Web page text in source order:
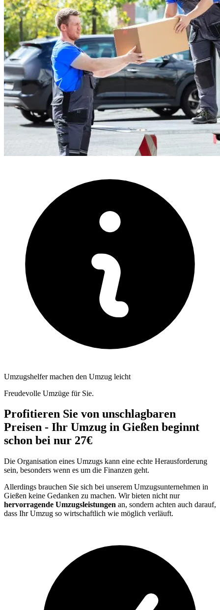
Umzugshelfer machen den Umzug leicht
Freudevolle Umzüge für Sie.
Profitieren Sie von unschlagbaren
Preisen - Ihr Umzug in Gießen beginnt
schon bei nur 27€
Die Organisation eines Umzugs kann eine echte Herausforderung
sein, besonders wenn es um die Finanzen geht.
Allerdings brauchen Sie sich bei unserem Umzugsunternehmen in
Gießen keine Gedanken zu machen. Wir bieten nicht nur
hervorragende Umzugsleistungen an, sondern achten auch darauf,
dass Ihr Umzug so wirtschaftlich wie möglich verläuft.